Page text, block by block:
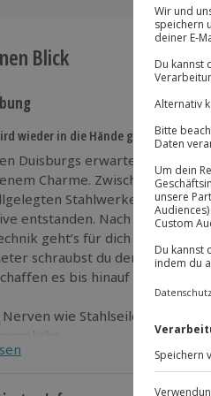
Blick
wieder in die Hände gespuckt…
Duisburgs erwartet
den Erzbunkeranlagen und Hochöfen
Stahlwerkes ist ein echtes
entstanden. Nach einer
geht’s für dich auch schon
du den Schwierigkeitsgrad weiter nach oben. Ganz
es bis hinauf auf über 50
wie Stahlseile und